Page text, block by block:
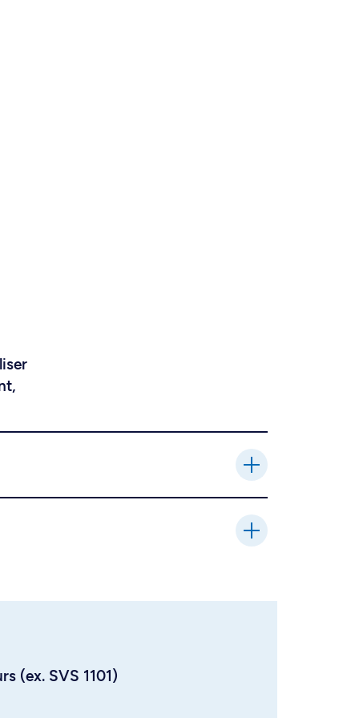
(ex. SVS 1101)